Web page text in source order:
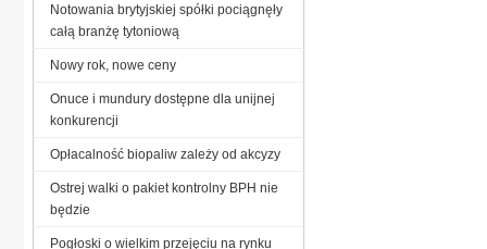
Notowania brytyjskiej spółki pociągnęły
całą branżę tytoniową
Nowy rok, nowe ceny
Onuce i mundury dostępne dla unijnej
konkurencji
Opłacalność biopaliw zależy od akcyzy
Ostrej walki o pakiet kontrolny BPH nie
będzie
Pogłoski o wielkim przejęciu na rynku